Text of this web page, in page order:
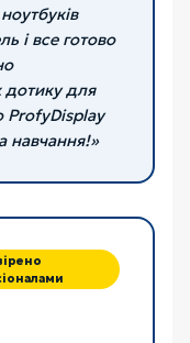
і все готово
дотику для
ProfyDisplay
навчання!»